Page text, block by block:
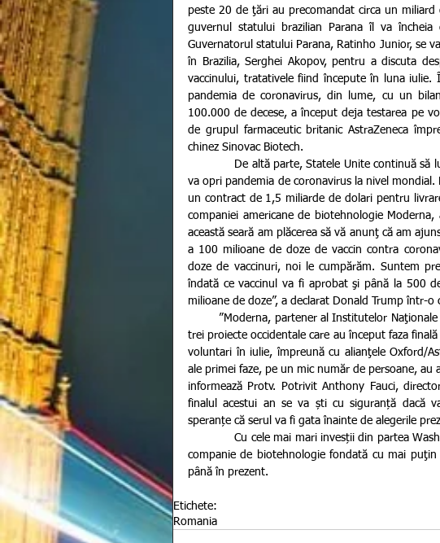
peste 20 de ţări au precomandat circa un
guvernul statului brazilian Parana îl va
Guvernatorul statului Parana, Ratinho Junior, se
în Brazilia, Serghei Akopov, pentru a discuta
vaccinului, tratativele fiind începute în luna iulie.
pandemia de coronavirus, din lume, cu un
100.000 de decese, a început deja testarea pe
de grupul farmaceutic britanic AstraZeneca
chinez Sinovac Biotech.
va opri pandemia de coronavirus la nivel mondial.
un contract de 1,5 miliarde de dolari pentru
companiei americane de biotehnologie
această seară am plăcerea să vă anunţ că am
a 100 milioane de doze de vaccin contra
doze de vaccinuri, noi le cumpărăm. Suntem
îndată ce vaccinul va fi aprobat şi până la 500
milioane de doze”, a declarat Donald Trump într-o
         ”Moderna, partener al Institutelor Naţionale de Sănătate (NIH) din SUA, conduce unul dintre cele
trei proiecte occidentale care au început faza
voluntari în iulie, împreună cu alianţele Oxford/
ale primei faze, pe un mic număr de persoane, au
informează Protv. Potrivit Anthony Fauci,
finalul acestui an se va ști cu siguranță dacă
speranțe că serul va fi gata înainte de alegerile
             Cu cele mai mari invesții din partea Washingtonului (2,48 miliarde de dolari), Mondena este o
companie de biotehnologie fondată cu mai
până în prezent.
Etichete:
Romania